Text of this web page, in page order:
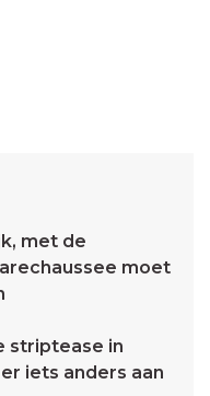
met de
moet
striptease in
iets anders aan